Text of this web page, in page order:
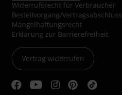
Widerrufsrecht für Verbraucher
Bestellvorgang/Vertragsabschluss
Mängelhaftungsrecht
Erklärung zur Barrierefreiheit
Vertrag widerrufen